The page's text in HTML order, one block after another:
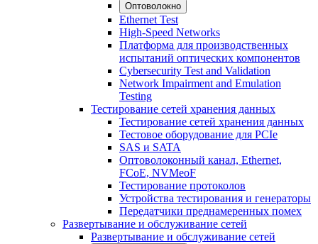
Оптоволокно
Ethernet Test
High-Speed Networks
Платформа для производственных
испытаний оптических компонентов
Cybersecurity Test and Validation
Network Impairment and Emulation
Testing
Тестирование сетей хранения данных
Тестирование сетей хранения данных
Тестовое оборудование для PCIe
SAS и SATA
Оптоволоконный канал, Ethernet,
FCoE, NVMeoF
Тестирование протоколов
Устройства тестирования и генераторы
Передатчики преднамеренных помех
Развертывание и обслуживание сетей
Развертывание и обслуживание сетей